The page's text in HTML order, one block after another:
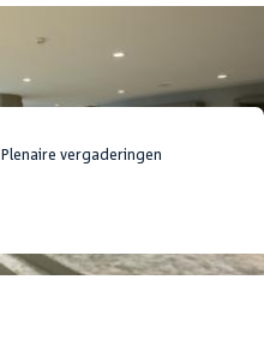
Plenaire vergaderingen